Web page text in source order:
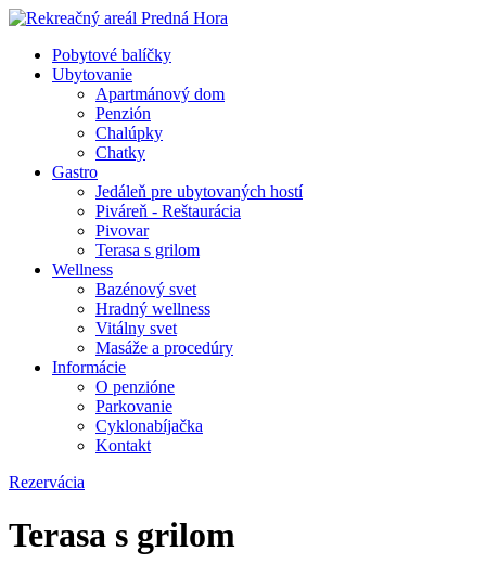
Pobytové balíčky
Ubytovanie
Apartmánový dom
Penzión
Chalúpky
Chatky
Gastro
Jedáleň pre ubytovaných hostí
Piváreň - Reštaurácia
Pivovar
Terasa s grilom
Wellness
Bazénový svet
Hradný wellness
Vitálny svet
Masáže a procedúry
Informácie
O penzióne
Parkovanie
Cyklonabíjačka
Kontakt
Rezervácia
Terasa s grilom